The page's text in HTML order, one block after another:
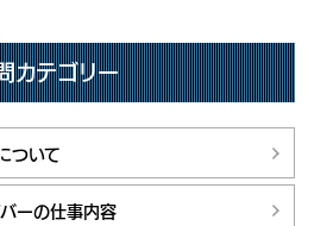
カテゴリー
ついて
バーの仕事内容